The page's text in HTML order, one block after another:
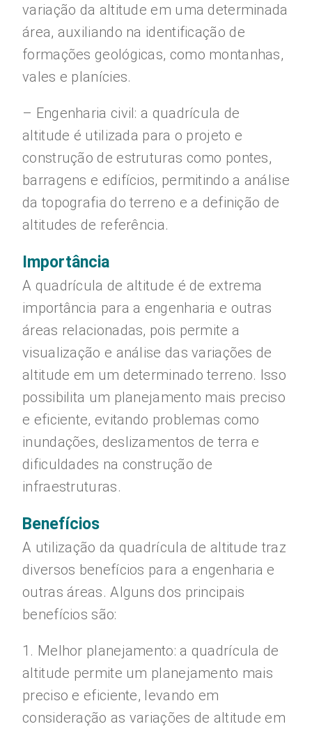
variação da altitude em uma determinada
área, auxiliando na identificação de
formações geológicas, como montanhas,
vales e planícies.
– Engenharia civil: a quadrícula de
altitude é utilizada para o projeto e
construção de estruturas como pontes,
barragens e edifícios, permitindo a análise
da topografia do terreno e a definição de
altitudes de referência.
Importância
A quadrícula de altitude é de extrema
importância para a engenharia e outras
áreas relacionadas, pois permite a
visualização e análise das variações de
altitude em um determinado terreno. Isso
possibilita um planejamento mais preciso
e eficiente, evitando problemas como
inundações, deslizamentos de terra e
dificuldades na construção de
infraestruturas.
Benefícios
A utilização da quadrícula de altitude traz
diversos benefícios para a engenharia e
outras áreas. Alguns dos principais
benefícios são:
1. Melhor planejamento: a quadrícula de
altitude permite um planejamento mais
preciso e eficiente, levando em
consideração as variações de altitude em